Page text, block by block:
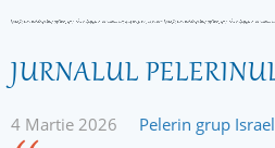
JURNALUL
4 Martie 2026 Pelerin grup